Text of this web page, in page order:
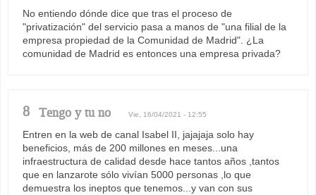
No entiendo dónde dice que tras el proceso de
"privatización" del servicio pasa a manos de "una filial de la
empresa propiedad de la Comunidad de Madrid". ¿La
comunidad de Madrid es entonces una empresa privada?
8 Tengo y tu no Vie, 16/04/2021 - 12:55
Entren en la web de canal Isabel II, jajajaja solo hay
beneficios, más de 200 millones en meses...una
infraestructura de calidad desde hace tantos años ,tantos
que en lanzarote sólo vivían 5000 personas ,lo que
demuestra los ineptos que tenemos...y van con sus